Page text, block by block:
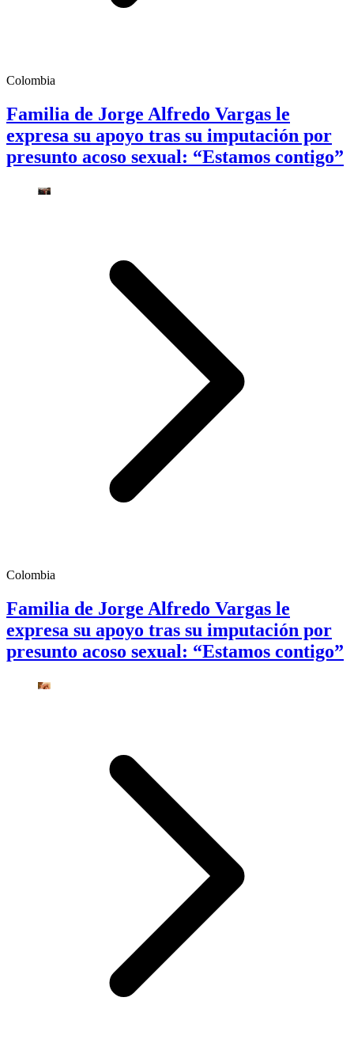
Colombia
Familia de Jorge Alfredo Vargas le
expresa su apoyo tras su imputación por
presunto acoso sexual: “Estamos contigo”
Colombia
Familia de Jorge Alfredo Vargas le
expresa su apoyo tras su imputación por
presunto acoso sexual: “Estamos contigo”